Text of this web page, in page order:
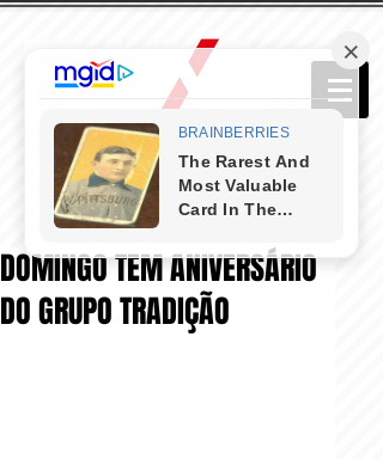
DOMINGO TEM ANIVERSÁRIO
DO GRUPO TRADIÇÃO